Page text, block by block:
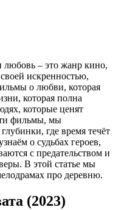
– это жанр кино,
искренностью,
о любви, которая
которая полна
которые ценят
фильмы, мы
где время течёт
о судьбах героев,
с предательством и
В этой статье мы
про деревню.
(2023)